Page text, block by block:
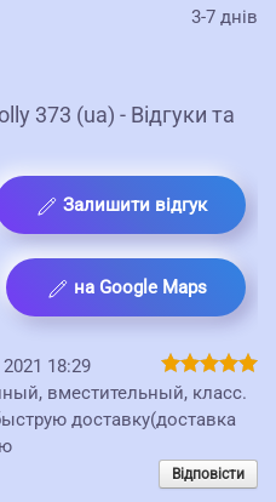
3-7 днів
373 (ua) - Відгуки та
Залишити відгук
на Google Maps
18:29
вместительный, класс.
доставку(доставка
Відповісти